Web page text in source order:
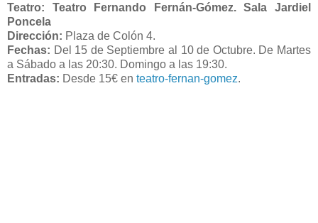
Teatro: Teatro Fernando Fernán-Gómez. Sala Jardiel
Poncela
Dirección: Plaza de Colón 4.
Fechas: Del 15 de Septiembre al 10 de Octubre. De Martes
a Sábado a las 20:30. Domingo a las 19:30.
Entradas: Desde 15€ en teatro-fernan-gomez.